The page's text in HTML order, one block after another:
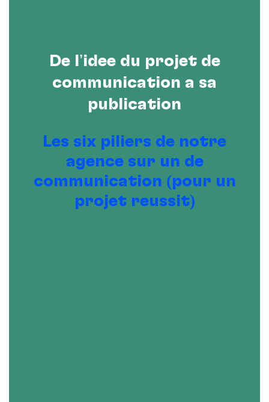
De l’idée du projet de
communication à sa
publication
Les six piliers de notre
agence sur un de
communication (pour un
projet réussit)